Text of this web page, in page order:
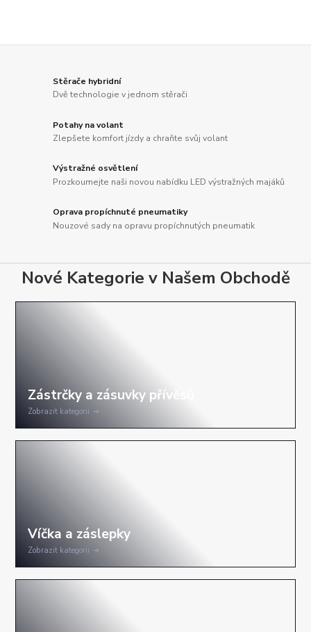
Stěrače hybridní
Dvě technologie v jednom stěrači
Potahy na volant
Zlepšete komfort jízdy a chraňte svůj volant
Výstražné osvětlení
Prozkoumejte naši novou nabídku LED výstražných majáků
Oprava propíchnuté pneumatiky
Nouzové sady na opravu propíchnutých pneumatik
Nové Kategorie v Našem Obchodě
Zobrazit kategorii
Zobrazit kategorii